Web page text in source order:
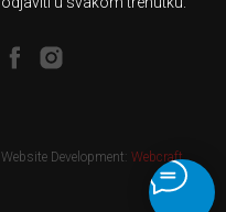
Website Development: Webcraft